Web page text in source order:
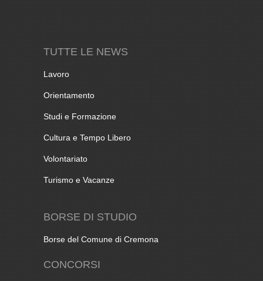
TUTTE LE NEWS
Lavoro
Orientamento
Studi e Formazione
Cultura e Tempo Libero
Volontariato
Turismo e Vacanze
BORSE DI STUDIO
Borse del Comune di Cremona
CONCORSI